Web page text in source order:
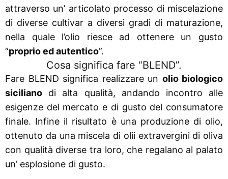
attraverso un’ articolato processo di miscelazione
di diverse cultivar a diversi gradi di maturazione,
nella quale l’olio riesce ad ottenere un gusto
“proprio ed autentico”.
Cosa significa fare “BLEND”.
Fare BLEND significa realizzare un olio biologico
siciliano di alta qualità, andando incontro alle
esigenze del mercato e di gusto del consumatore
finale. Infine il risultato è una produzione di olio,
ottenuto da una miscela di olii extravergini di oliva
con qualità diverse tra loro, che regalano al palato
un’ esplosione di gusto.